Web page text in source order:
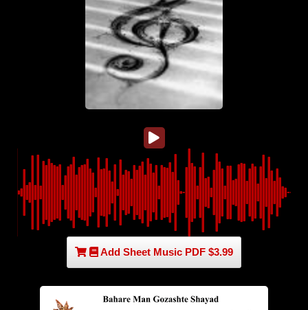
Add Sheet Music PDF $3.99